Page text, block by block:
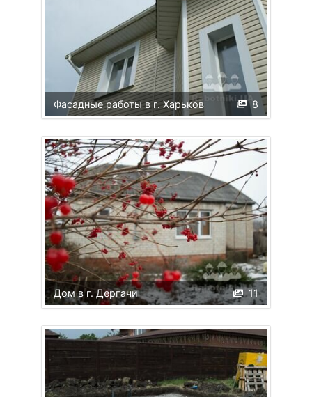
8
Фасадные работы в г. Харьков
11
Дом в г. Дергачи